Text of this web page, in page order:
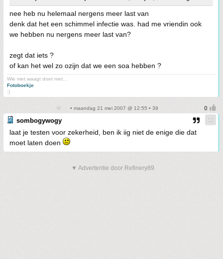
nee heb nu helemaal nergens meer last van
denk dat het een schimmel infectie was. had me vriendin ook
we hebben nu nergens meer last van?
zegt dat iets ?
of kan het wel zo ozijn dat we een soa hebben ?
Wie niet waagt doet niet...
Fotoboekje
:)
• maandag 21 mei 2007 @ 12:55 • 39
sombogywogy
laat je testen voor zekerheid, ben ik iig niet de enige die dat
moet laten doen
▼ Advertentie door Refinery89